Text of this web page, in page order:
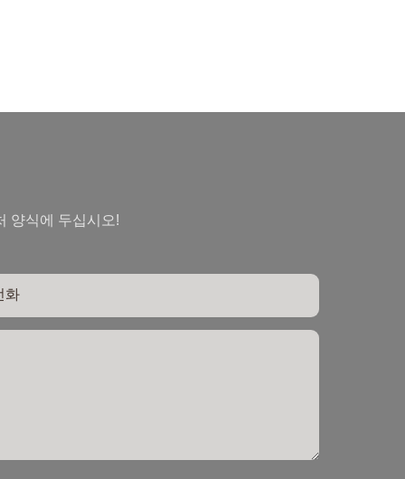
양식에 두십시오!
화